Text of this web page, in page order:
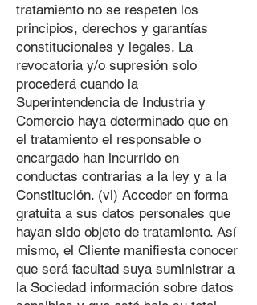
tratamiento no se respeten los
principios, derechos y garantías
constitucionales y legales. La
revocatoria y/o supresión solo
procederá cuando la
Superintendencia de Industria y
Comercio haya determinado que en
el tratamiento el responsable o
encargado han incurrido en
conductas contrarias a la ley y a la
Constitución. (vi) Acceder en forma
gratuita a sus datos personales que
hayan sido objeto de tratamiento. Así
mismo, el Cliente manifiesta conocer
que será facultad suya suministrar a
la Sociedad información sobre datos